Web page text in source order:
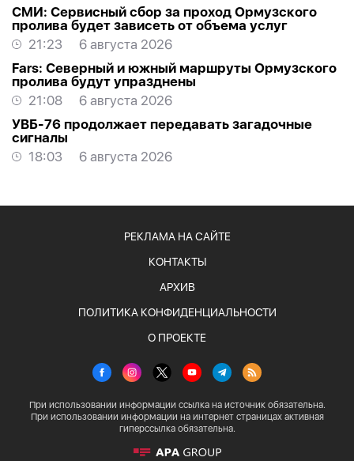
СМИ: Сервисный сбор за проход Ормузского
пролива будет зависеть от объема услуг
21:23
6 августа 2026
Fars: Северный и южный маршруты Ормузского
пролива будут упразднены
21:08
6 августа 2026
УВБ-76 продолжает передавать загадочные
сигналы
18:03
6 августа 2026
РЕКЛАМА НА САЙТЕ
КОНТАКТЫ
АРХИВ
ПОЛИТИКА КОНФИДЕНЦИАЛЬНОСТИ
О ПРОЕКТЕ
При использовании информации ссылка на источник обязательна.
При использовании информации на интернет страницах активная
гиперссылка обязательна.